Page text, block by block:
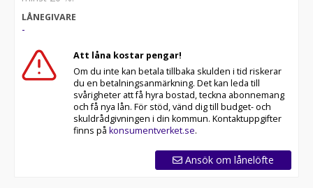
LÅNEGIVARE
-
Att låna kostar pengar!
Om du inte kan betala tillbaka skulden i tid riskerar
du en betalningsanmärkning. Det kan leda till
svårigheter att få hyra bostad, teckna abonnemang
och få nya lån. För stöd, vänd dig till budget- och
skuldrådgivningen i din kommun. Kontaktuppgifter
finns på konsumentverket.se.
Ansök om lånelöfte